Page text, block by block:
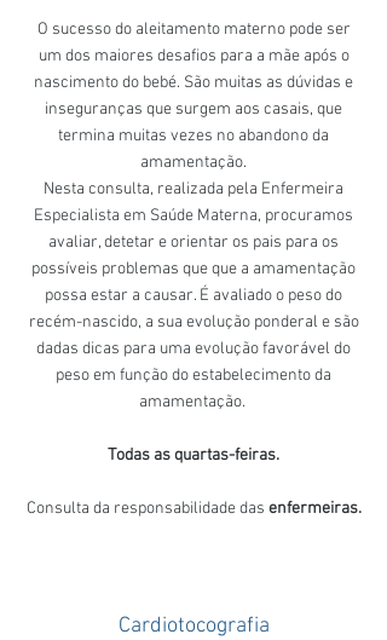
O sucesso do aleitamento materno pode ser
um dos maiores desafios para a mãe após o
nascimento do bebé. São muitas as dúvidas e
inseguranças que surgem aos casais, que
termina muitas vezes no abandono da
amamentação.
Nesta consulta, realizada pela Enfermeira
Especialista em Saúde Materna, procuramos
avaliar, detetar e orientar os pais para os
possíveis problemas que que a amamentação
possa estar a causar. É avaliado o peso do
recém-nascido, a sua evolução ponderal e são
dadas dicas para uma evolução favorável do
peso em função do estabelecimento da
amamentação.
Todas as quartas-feiras.
Consulta da responsabilidade das enfermeiras.
Cardiotocografia